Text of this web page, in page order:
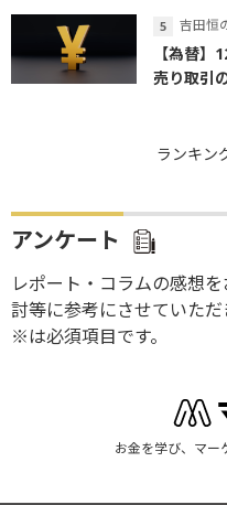
吉田恒
【為替
売り取引
ランキン
アンケート
レポート・コラムの感想
討等に参考にさせていただ
※は必須項目です。
お金を学び、マー